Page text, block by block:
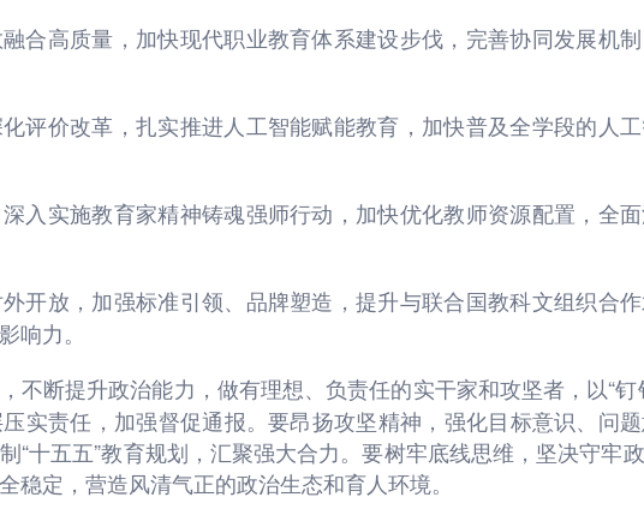
合高质量，加快现代职业教育体系建设步伐，完善协同发展机
评价改革，扎实推进人工智能赋能教育，加快普及全学段的人
入实施教育家精神铸魂强师行动，加快优化教师资源配置，全
开放，加强标准引领、品牌塑造，提升与联合国教科文组织合
响力。
不断提升政治能力，做有理想、负责任的实干家和攻坚者，以“
实责任，加强督促通报。要昂扬攻坚精神，强化目标意识、问
“十五五”教育规划，汇聚强大合力。要树牢底线思维，坚决守牢
定，营造风清气正的政治生态和育人环境。